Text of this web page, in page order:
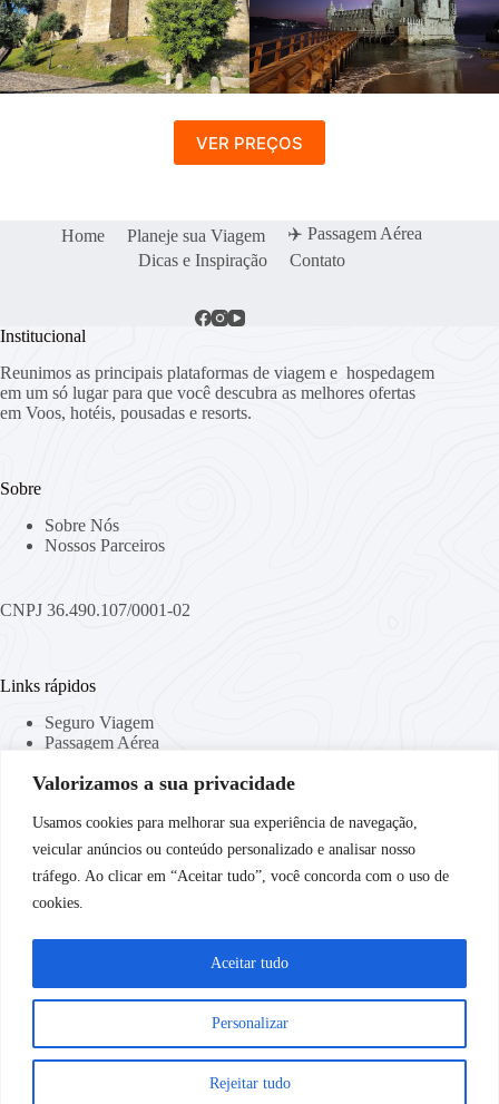
Valorizamos a sua privacidade
Usamos cookies para melhorar sua experiência de navegação,
veicular anúncios ou conteúdo personalizado e analisar nosso
tráfego. Ao clicar em “Aceitar tudo”, você concorda com o uso de
cookies.
Personalizar
Rejeitar tudo
Aceitar tudo
VER PREÇOS
Home Planeje sua Viagem
✈️ Passagem Aérea
Dicas e Inspiração
Contato
Institucional
Reunimos as principais plataformas de viagem e hospedagem
em um só lugar para que você descubra as melhores ofertas
em Voos, hotéis, pousadas e resorts.
Sobre
Sobre Nós
Nossos Parceiros
CNPJ 36.490.107/0001-02
Links rápidos
Seguro Viagem
Passagem Aérea
Locação de Malas
Companhias Aéreas
Links Importantes
Política de Privacidade
Destinos Nacionais
Copyright © 2026 SaveTravel - Todos os Direitos